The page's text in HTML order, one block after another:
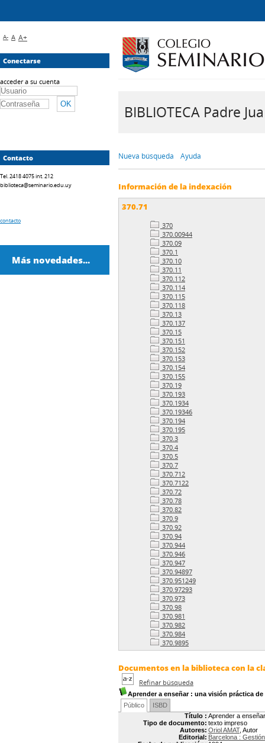
BIBLIOTECA Padre
Nueva búsqueda Ayuda
Información de la indexación
370.71
370
370.00944
370.09
370.1
370.10
370.11
370.112
370.114
370.115
370.118
370.13
370.137
370.15
370.151
370.152
370.153
370.154
370.155
370.19
370.193
370.1934
370.19346
370.194
370.195
370.3
370.4
370.5
370.7
370.712
370.7122
370.72
370.78
370.82
370.9
370.92
370.94
370.944
370.946
370.947
370.94897
370.951249
370.97293
370.973
370.98
370.981
370.982
370.984
370.9895
Documentos en la biblioteca con la
Refinar búsqueda
Aprender a enseñar: una visión práctica de
Público
ISBD
Título : Aprender a
Tipo de documento: texto impreso
Autores: Oriol AMAT, Autor
Editorial: Barcelona :
A- A A+
Conectarse
acceder a su cuenta
Contacto
Tel. 2418 4075 int. 212
biblioteca@seminario.edu.uy
contacto
Más novedades...